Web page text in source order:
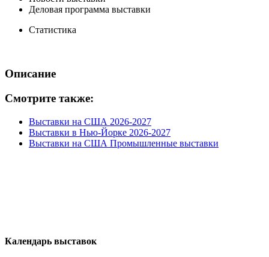
Деловая программа выставки
Статистика
Описание
Смотрите также:
Выставки на США 2026-2027
Выставки в Нью-Йорке 2026-2027
Выставки на США Промышленные выставки
Календарь выставок